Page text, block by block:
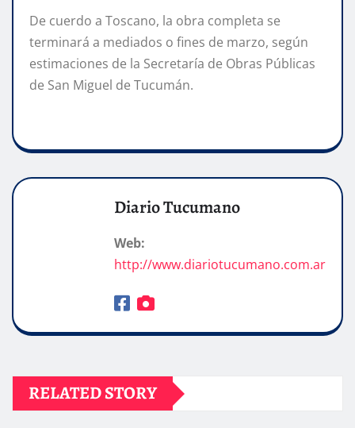
De cuerdo a Toscano, la obra completa se
terminará a mediados o fines de marzo, según
estimaciones de la Secretaría de Obras Públicas
de San Miguel de Tucumán.
Diario Tucumano
Web:
http://www.diariotucumano.com.ar
RELATED STORY